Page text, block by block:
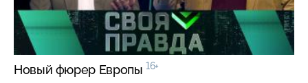
Новый фюрер Европы 16+